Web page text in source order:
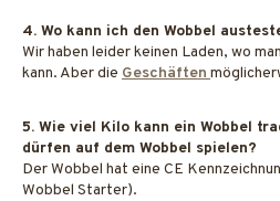
4. Wo kann ich den Wobbel
Wir haben leider keinen Laden, wo
kann. Aber die Geschäften
5. Wie viel Kilo kann ein Wobbel
dürfen auf dem Wobbel spielen?
Der Wobbel hat eine CE
Wobbel Starter).